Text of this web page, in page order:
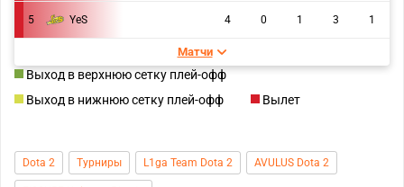
5 YeS 4 0 1 3 1
Матчи
Выход в верхнюю сетку плей-офф
Выход в нижнюю сетку плей-офф
Вылет
Dota 2 Турниры L1ga Team Dota 2 AVULUS Dota 2